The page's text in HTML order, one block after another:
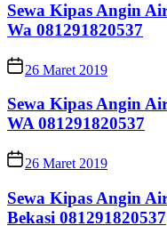
Sewa Kipas Angin
Wa 081291820537
26 Maret 2019
Sewa Kipas Angin
WA 081291820537
26 Maret 2019
Sewa Kipas Angin
Bekasi 081291820537